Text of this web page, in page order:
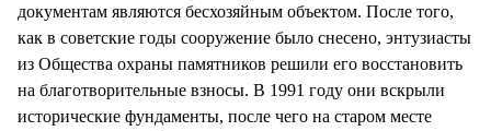
документам являются бесхозяйным объектом. После того,
как в советские годы сооружение было снесено, энтузиасты
из Общества охраны памятников решили его восстановить
на благотворительные взносы. В 1991 году они вскрыли
исторические фундаменты, после чего на старом месте